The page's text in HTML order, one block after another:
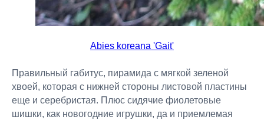
Abies koreana 'Gait'
Правильный габитус, пирамида с мягкой зеленой
хвоей, которая с нижней стороны листовой пластины
еще и серебристая. Плюс сидячие фиолетовые
шишки, как новогодние игрушки, да и приемлемая